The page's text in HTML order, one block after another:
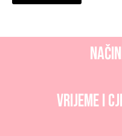
Vrijeme i